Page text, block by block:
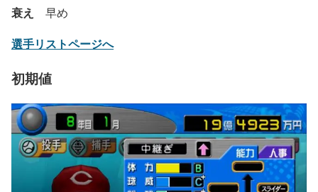
衰え 早め
選手リストページへ
初期値